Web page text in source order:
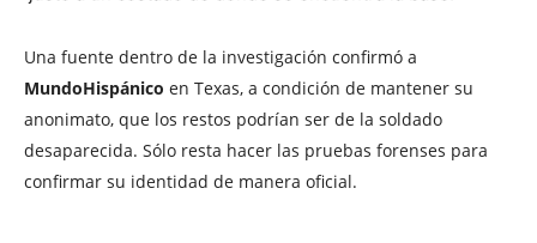
Una fuente dentro de la investigación confirmó a
MundoHispánico en Texas, a condición de mantener su
anonimato, que los restos podrían ser de la soldado
desaparecida. Sólo resta hacer las pruebas forenses para
confirmar su identidad de manera oficial.